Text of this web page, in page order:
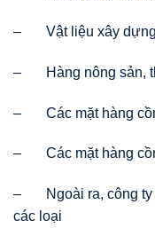
– Vật liệu xây dựng
– Hàng nông sản,
– Các mặt hàng
– Các mặt hàng
– Ngoài ra, công ty
các loại